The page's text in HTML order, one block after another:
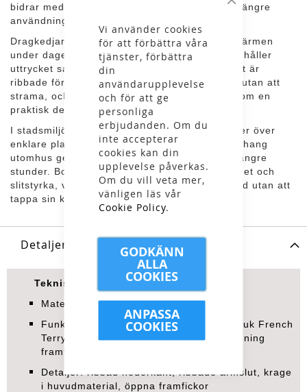
Stäng
Vi använder cookies
för att förbättra våra
tjänster, förbättra
din
användarupplevelse
och för att ge
personliga
erbjudanden. Om du
inte accepterar
cookies kan din
upplevelse påverkas.
Om du vill veta mer,
vänligen läs vår
Cookie Policy.
GODKÄNN
ALLA
COOKIES
ANPASSA
COOKIES
bidrar med en behaglig känsla mot huden vid längre
användning.
Dragkedjan framtill gör det enkelt att reglera värmen
under dagen, medan kragen i samma material håller
uttrycket sammanhållet. Nederkant och ärmslut är
ribbade för att ge en mer definierad passform utan att
strama, och de öppna framfickorna fungerar som en
praktisk detalj i rörelse.
I stadsmiljö fungerar modellen som ett lätt lager över
enklare plagg, och i mer avslappnade sammanhang
utomhus ger materialet tillräcklig komfort för längre
stunder. Bomullsblandningen balanserar mjukhet och
slitstyrka, vilket gör plagget användbart över tid utan att
tappa sin känsla.
Detaljer
Tekniska specifikationer
Material: 60 % bomull, 40 % polyester
Funktioner: genomgående dragkedja, mjuk French
Terry-kvalitet, temperaturreglerande öppning
framtill
Detaljer: ribbad nederkant, ribbade ärmslut, krage
i huvudmaterial, öppna framfickor